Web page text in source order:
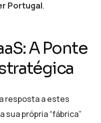
Portugal.
A Ponte
resposta a estes
sua própria “fábrica”